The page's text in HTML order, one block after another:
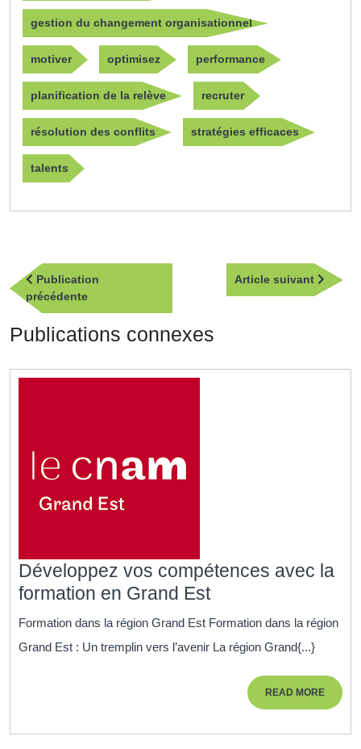
gestion du changement organisationnel
motiver optimisez performance
planification de la relève recruter
résolution des conflits stratégies efficaces
talents
Navigation
de
l’article
Publication
précédentePublication
précédente
Article suivant
Article
Publications connexes
Développez vos compétences avec la
formation en Grand EstDéveloppez
vos
compétences
avec
formation
Formation dans la région Grand Est Formation dans la région
Grand Est : Un tremplin vers l’avenir La région Grand{...}
READ MOREREAD
MORE